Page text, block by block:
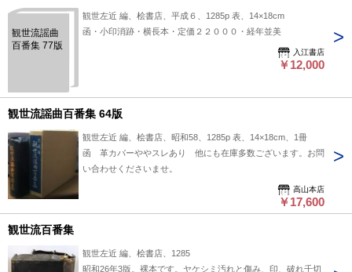
観世流謡曲
百番集 77版
観世左近 編、桧書店、平成６、1285p 表、14×18cm
函・小印消跡・横長本・定価２２０００・経年並美
入江書店
￥12,000
観世流謡曲百番集 64版
観世左近 編、桧書店、昭和58、1285p 表、14×18cm、1冊
函 革カバーややスレあり 他にも在庫多数ございます。お問
い合わせくださいませ。
高山本店
￥17,600
観世流百番集
観世左近 編、桧書店、1285
昭和26年3版。裸本です。ヤケシミ汚れと傷み、印、破れ千切